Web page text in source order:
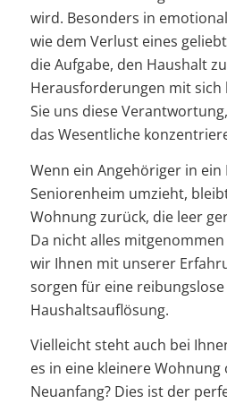
wird. Besonders in
wie dem Verlust eines
die Aufgabe, den Haushalt
Herausforderungen mit sich
Sie uns diese
das Wesentliche
Wenn ein Angehöriger in ein
Seniorenheim umzieht,
Wohnung zurück, die leer
Da nicht alles
wir Ihnen mit unserer
sorgen für eine
Haushaltsauflösung.
Vielleicht steht auch bei
es in eine kleinere Wohnung
Neuanfang? Dies ist der